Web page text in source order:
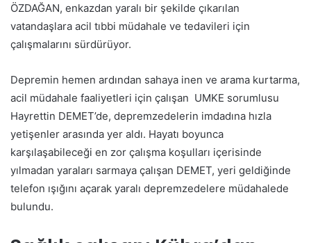
ÖZDAĞAN, enkazdan yaralı bir şekilde çıkarılan
vatandaşlara acil tıbbi müdahale ve tedavileri için
çalışmalarını sürdürüyor.
Depremin hemen ardından sahaya inen ve arama kurtarma,
acil müdahale faaliyetleri için çalışan UMKE sorumlusu
Hayrettin DEMET’de, depremzedelerin imdadına hızla
yetişenler arasında yer aldı. Hayatı boyunca
karşılaşabileceği en zor çalışma koşulları içerisinde
yılmadan yaraları sarmaya çalışan DEMET, yeri geldiğinde
telefon ışığını açarak yaralı depremzedelere müdahalede
bulundu.